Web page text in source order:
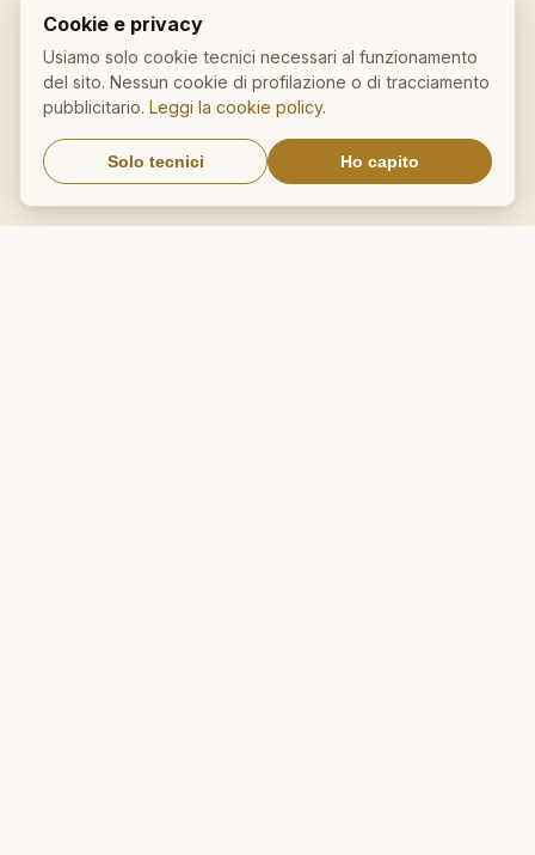
ACCOUNT
Accedi
Registrati
Password dimenticata
INFO
Contatti
Privacy
Sitemap
NEWSLETTER
Cookie e privacy
Usiamo solo cookie tecnici necessari al funzionamento
del sito. Nessun cookie di profilazione o di tracciamento
pubblicitario.Leggi la cookie policy.
Solo tecnici Ho capito